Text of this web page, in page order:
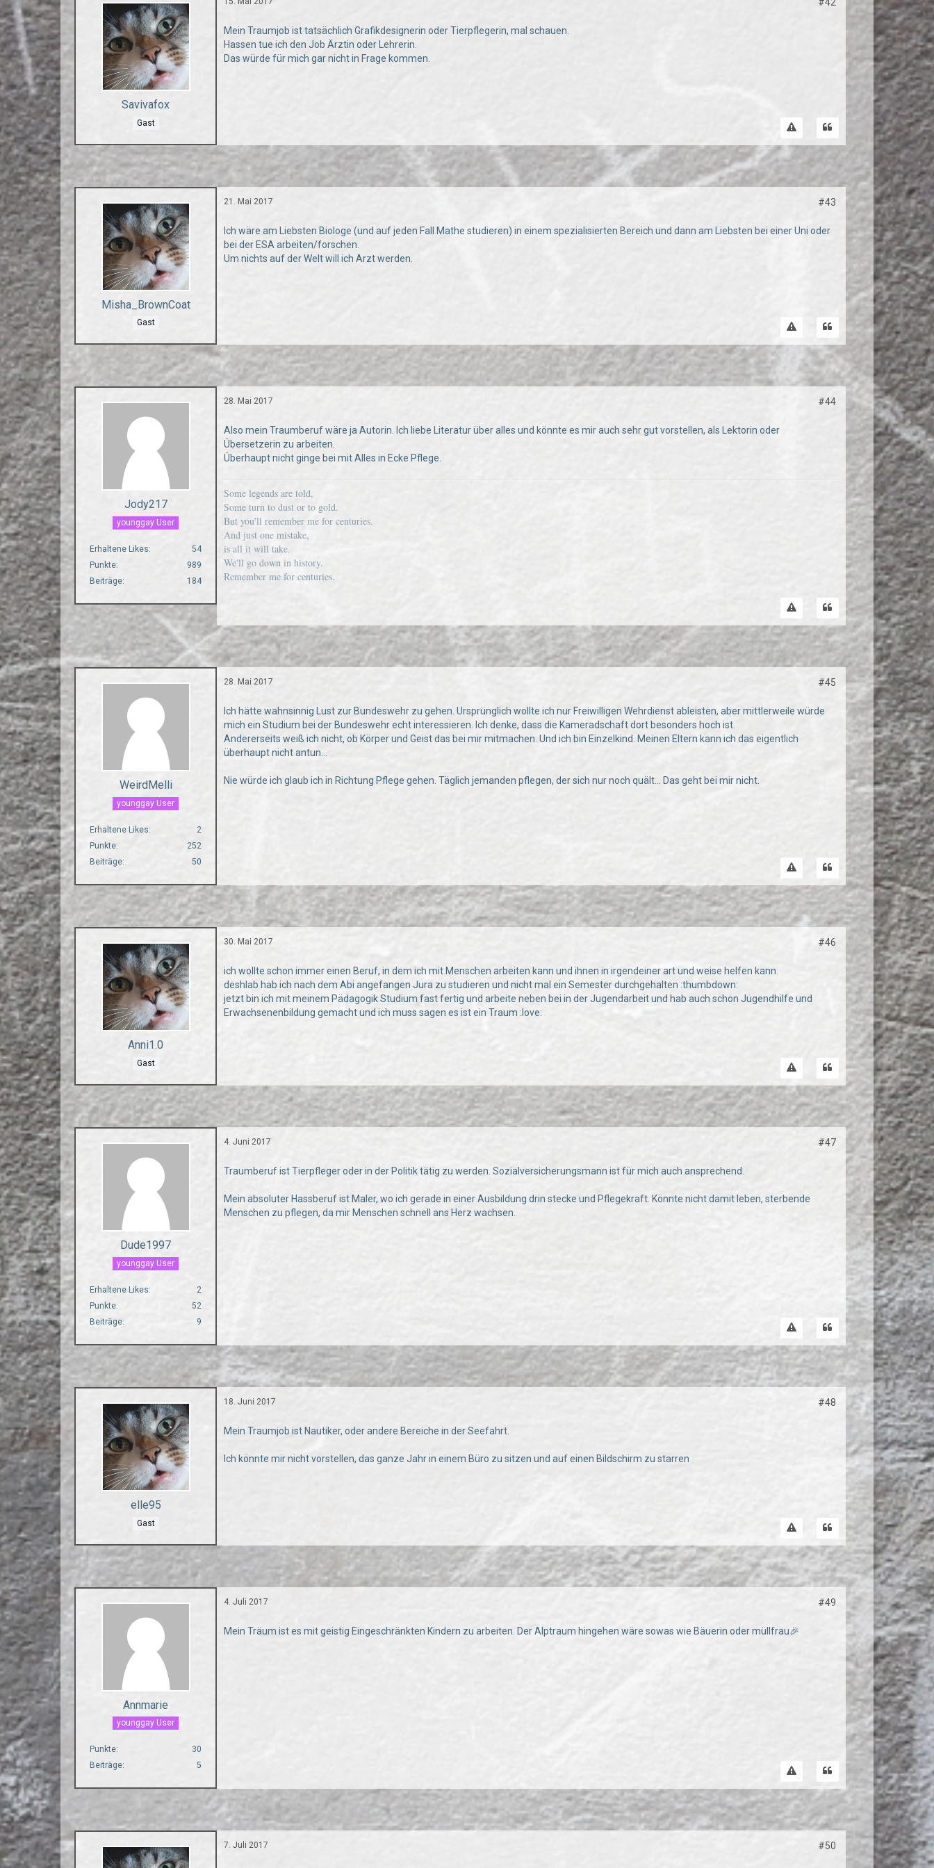
Savivafox
Gast
Mein Traumjob ist tatsächlich Grafikdesignerin oder Tierpflegerin, mal schauen.
Hassen tue ich den Job Ärztin oder Lehrerin.
Das würde für mich gar nicht in Frage kommen.
Misha_BrownCoat
Gast
21. Mai 2017 #43
Ich wäre am Liebsten Biologe (und auf jeden Fall Mathe studieren) in einem spezialisierten Bereich und dann am Liebsten bei einer Uni oder
bei der ESA arbeiten/forschen.
Um nichts auf der Welt will ich Arzt werden.
Jody217
younggay User
Erhaltene Likes
54
Punkte
989
Beiträge
184
28. Mai 2017 #44
Also mein Traumberuf wäre ja Autorin. Ich liebe Literatur über alles und könnte es mir auch sehr gut vorstellen, als Lektorin oder
Übersetzerin zu arbeiten.
Überhaupt nicht ginge bei mit Alles in Ecke Pflege.
Some legends are told,
Some turn to dust or to gold.
But you'll remember me for centuries.
And just one mistake,
is all it will take.
We'll go down in history.
Remember me for centuries.
WeirdMelli
younggay User
Erhaltene Likes
2
Punkte
252
Beiträge
50
28. Mai 2017 #45
Ich hätte wahnsinnig Lust zur Bundeswehr zu gehen. Ursprünglich wollte ich nur Freiwilligen Wehrdienst ableisten, aber mittlerweile würde
mich ein Studium bei der Bundeswehr echt interessieren. Ich denke, dass die Kameradschaft dort besonders hoch ist.
Andererseits weiß ich nicht, ob Körper und Geist das bei mir mitmachen. Und ich bin Einzelkind. Meinen Eltern kann ich das eigentlich
überhaupt nicht antun...
Nie würde ich glaub ich in Richtung Pflege gehen. Täglich jemanden pflegen, der sich nur noch quält... Das geht bei mir nicht.
Anni1.0
Gast
30. Mai 2017 #46
ich wollte schon immer einen Beruf, in dem ich mit Menschen arbeiten kann und ihnen in irgendeiner art und weise helfen kann.
deshlab hab ich nach dem Abi angefangen Jura zu studieren und nicht mal ein Semester durchgehalten :thumbdown:
jetzt bin ich mit meinem Pädagogik Studium fast fertig und arbeite neben bei in der Jugendarbeit und hab auch schon Jugendhilfe und
Erwachsenenbildung gemacht und ich muss sagen es ist ein Traum :love:
Dude1997
younggay User
Erhaltene Likes
2
Punkte
52
Beiträge
9
4. Juni 2017 #47
Traumberuf ist Tierpfleger oder in der Politik tätig zu werden. Sozialversicherungsmann ist für mich auch ansprechend.
Mein absoluter Hassberuf ist Maler, wo ich gerade in einer Ausbildung drin stecke und Pflegekraft. Könnte nicht damit leben, sterbende
Menschen zu pflegen, da mir Menschen schnell ans Herz wachsen.
elle95
Gast
18. Juni 2017 #48
Mein Traumjob ist Nautiker, oder andere Bereiche in der Seefahrt.
Ich könnte mir nicht vorstellen, das ganze Jahr in einem Büro zu sitzen und auf einen Bildschirm zu starren
Annmarie
younggay User
Punkte
30
Beiträge
5
4. Juli 2017 #49
Mein Träum ist es mit geistig Eingeschränkten Kindern zu arbeiten. Der Alptraum hingehen wäre sowas wie Bäuerin oder müllfrau🎉
7. Juli 2017 #50